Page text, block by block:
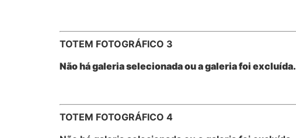
TOTEM FOTOGRÁFICO 3
Não há galeria selecionada ou a galeria foi excluída.
TOTEM FOTOGRÁFICO 4